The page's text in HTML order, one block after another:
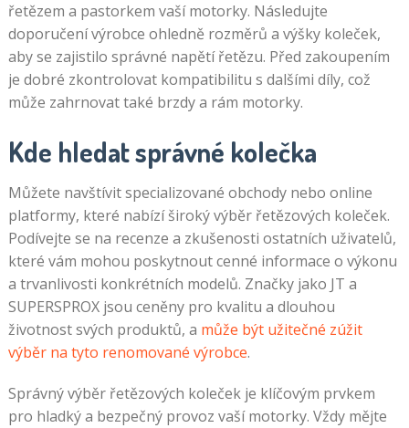
řetězem a pastorkem vaší motorky. Následujte
doporučení výrobce ohledně rozměrů a výšky koleček,
aby se zajistilo správné napětí řetězu. Před zakoupením
je dobré zkontrolovat kompatibilitu s dalšími díly, což
může zahrnovat také brzdy a rám motorky.
Kde hledat správné kolečka
Můžete navštívit specializované obchody nebo online
platformy, které nabízí široký výběr řetězových koleček.
Podívejte se na recenze a zkušenosti ostatních uživatelů,
které vám mohou poskytnout cenné informace o výkonu
a trvanlivosti konkrétních modelů. Značky jako JT a
SUPERSPROX jsou ceněny pro kvalitu a dlouhou
životnost svých produktů, a může být užitečné zúžit
výběr na tyto renomované výrobce.
Správný výběr řetězových koleček je klíčovým prvkem
pro hladký a bezpečný provoz vaší motorky. Vždy mějte